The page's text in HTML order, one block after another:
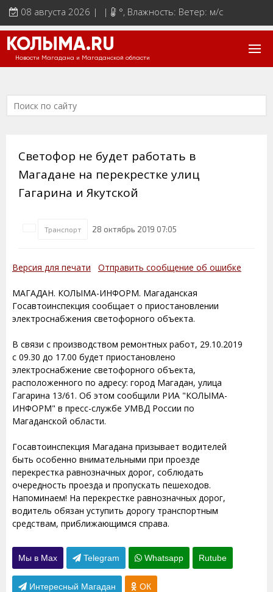
08 августа 2026 | | °, Влажность: Ветер: м/с
КОЛЫМА.RU
Новости Магадана и Магаданской области
Светофор не будет работать в
Магадане на перекрестке улиц
Гагарина и Якутской
Транспорт 28 октябрь 2019 07:05
Версия для печати Отправить сообщение об ошибке
МАГАДАН. КОЛЫМА-ИНФОРМ. Магаданская
Госавтоинспекция сообщает о приостановлении
электроснабжения светофорного объекта.
В связи с производством ремонтных работ, 29.10.2019
с 09.30 до 17.00 будет приостановлено
электроснабжение светофорного объекта,
расположенного по адресу: город Магадан, улица
Гагарина 13/61. Об этом сообщили РИА "КОЛЫМА-
ИНФОРМ" в пресс-службе УМВД России по
Магаданской области.
Госавтоинспекция Магадана призывает водителей
быть особенно внимательными при проезде
перекрестка равнозначных дорог, соблюдать
очередность проезда и пропускать пешеходов.
Напоминаем! На перекрестке равнозначных дорог,
водитель обязан уступить дорогу транспортным
средствам, приближающимся справа.
Мы в Max Telegram Whatsapp Rutube
Интересный Магадан ОК